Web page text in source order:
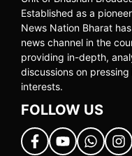
Established as a
News Nation Bharat
news channel in the
providing in-depth,
discussions on
interests.
FOLLOW US